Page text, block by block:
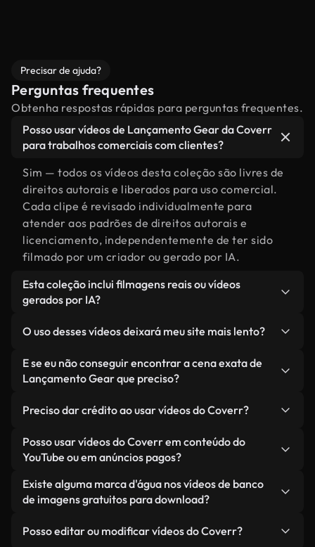
Precisar de ajuda?
Perguntas frequentes
Obtenha respostas rápidas para perguntas frequentes.
Posso usar vídeos de Lançamento Gear da Coverr
para trabalhos comerciais com clientes?
Sim — todos os vídeos desta coleção são livres de
direitos autorais e liberados para uso comercial.
Cada clipe é revisado individualmente para
atender aos padrões de direitos autorais e
licenciamento, independentemente de ter sido
filmado por um criador ou gerado por IA.
Esta coleção inclui filmagens reais ou vídeos
gerados por IA?
por filmagens reais, feitas por humanos,
relacionadas a Lançamento Gear, juntamente com
vídeos gerados por IA. Cada vídeo é claramente
identificado para que você sempre saiba o que
está usando.
O uso desses vídeos deixará meu site mais lento?
Não, se você selecionar nossas versões
otimizadas. Oferecemos formatos leves e prontos
— mantendo a alta qualidade, minimizando os
como LCP.
E se eu não conseguir encontrar a cena exata de
Lançamento Gear que preciso?
Coverr AI Studio. Basta descrever a cena — como
"Lançamento Gear ao pôr do sol" — e o Studio
gerará um vídeo personalizado para você em
segundos, alinhado com nossos padrões de
licenciamento.
Preciso dar crédito ao usar vídeos do Coverr?
Não é necessário dar crédito. Todos os vídeos em
nossa biblioteca são livres de direitos autorais e
embora isso seja sempre bem-vindo.
Posso usar vídeos do Coverr em conteúdo do
YouTube ou em anúncios pagos?
Sim. Todas as imagens de arquivo da Coverr
podem ser usadas em vídeos monetizados do
de clientes — desde que você não esteja
Existe alguma marca d'água nos vídeos de banco
de imagens gratuitos para download?
reais ou gerados por IA — inclui marcas d'água.
Posso editar ou modificar vídeos do Coverr?